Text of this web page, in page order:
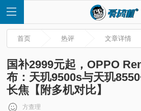
首
首页 热评 文章详情
国补2999元起，OPPO
布：天玑9500s与天玑
长焦【附多机对比】
方查理